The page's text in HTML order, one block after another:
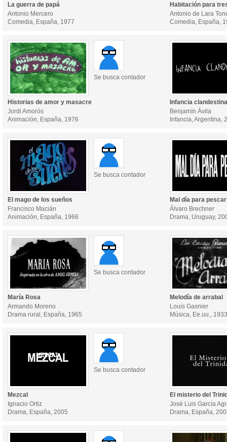
La guerra de papá
Antonio Mercero
Comedia, España, 1977
Habitación para
Antonio de Lara
Comedia, España,
Se busca contador
Historias de amor y masacre
Jordi Amorós
Animación, España, 1976
Infancia clandestina
Benjamín Ávila
Infancia, Argentina,
Se busca contador
El mago de los sueños
Francisco Macián
Animación, España, 1966
Mal día para pescar
Álvaro Brechner
Drama, Uruguay,
Se busca contador
María Rosa
Armando Moreno
Drama rural, España, 1965
Melodía de arrabal
Louis Gasnier
Música, Ee.uu., 1933
Se busca contador
Mezcal
Ignacio Ortiz
Drama, España, 2005
El misterio del
José Luis García
Drama, España,